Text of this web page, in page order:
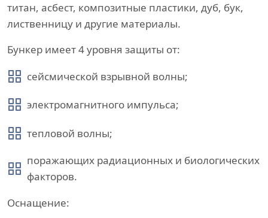
титан, асбест, композитные пластики, дуб, бук,
лиственницу и другие материалы.
Бункер имеет 4 уровня защиты от:
сейсмической взрывной волны;
электромагнитного импульса;
тепловой волны;
поражающих радиационных и биологических
факторов.
Оснащение: